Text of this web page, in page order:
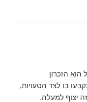
הוא הזכרון
בו לצד הטעויות,
יצוף למעלה.